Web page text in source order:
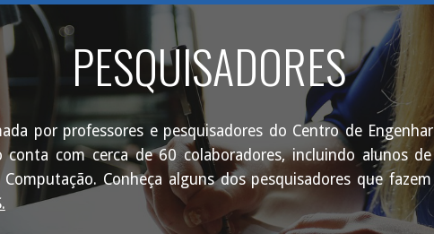
PESQUISADORES
por professores e pesquisadores do Centro de
conta com cerca de 60 colaboradores, incluindo alunos
Computação. Conheça alguns dos pesquisadores que